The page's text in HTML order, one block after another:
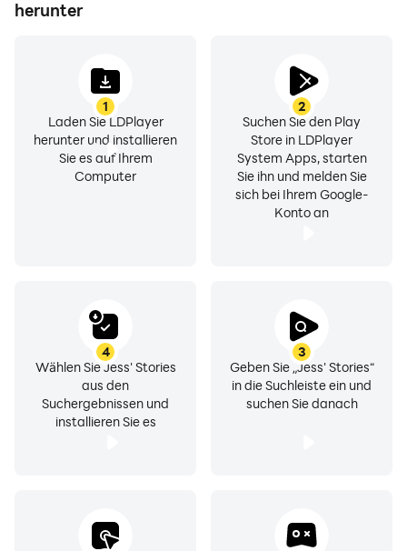
herunter
1
Laden Sie LDPlayer
herunter und installieren
Sie es auf Ihrem
Computer
2
Suchen Sie den Play
Store in LDPlayer
System Apps, starten
Sie ihn und melden Sie
sich bei Ihrem Google-
Konto an
3
Geben Sie „Jess' Stories“
in die Suchleiste ein und
suchen Sie danach
4
Wählen Sie Jess' Stories
aus den
Suchergebnissen und
installieren Sie es